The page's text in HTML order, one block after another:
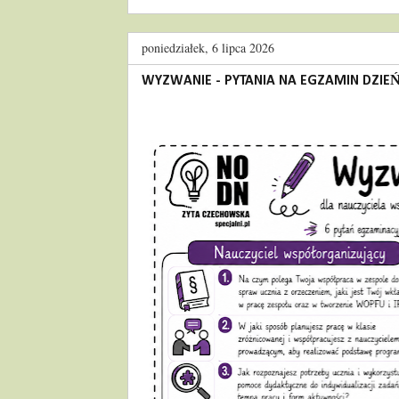
poniedziałek, 6 lipca 2026
WYZWANIE - PYTANIA NA EGZAMIN